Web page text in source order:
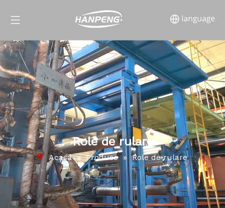
Role de rulare
Acasă » Produse » Role de rulare